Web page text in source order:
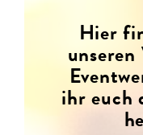
Hier
ihr euch